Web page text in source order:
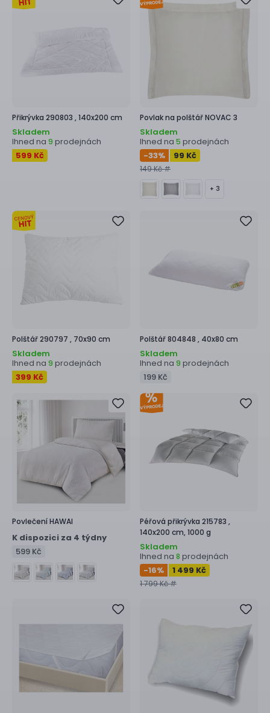
Přikrývka 290803 ,140x200 cm
Skladem
Ihned na 9 prodejnách
599 Kč
Povlak na polštářNOVAC 3
Skladem
Ihned na 5 prodejnách
-33% 99 Kč
149 Kč #
+ 3
Polštář290797 , 70x90 cm
Skladem
Ihned na 9 prodejnách
399 Kč
Polštář804848 , 40x80 cm
Skladem
Ihned na 9 prodejnách
199 Kč
PovlečeníHAWAI
K dispozici za 4 týdny
599 Kč
Péřová přikrývka 215783 ,
140x200 cm, 1000 g
Skladem
Ihned na 8 prodejnách
-16% 1 499 Kč
1 799 Kč #